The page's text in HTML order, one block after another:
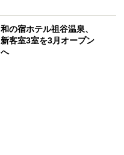
和の宿ホテル祖谷温泉、
新客室3室を3月オープン
へ